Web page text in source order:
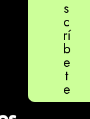
s
c
rí
b
e
t
e